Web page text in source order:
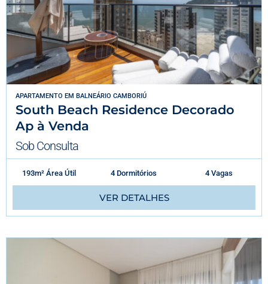
APARTAMENTO EM BALNEÁRIO CAMBORIÚ
South Beach Residence Decorado
Ap à Venda
Sob Consulta
193m² Área Útil 4 Dormitórios 4 Vagas
VER DETALHES